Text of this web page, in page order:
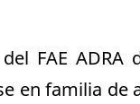
FAE
en familia de